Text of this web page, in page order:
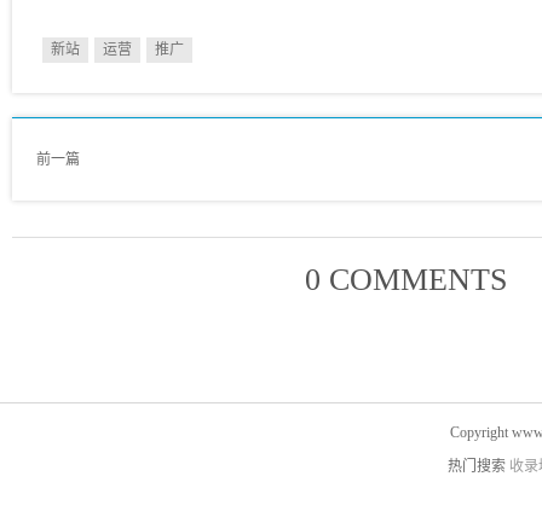
新站 运营 推广
前一篇
0 COMMENTS
Copyright
热门搜索 收录